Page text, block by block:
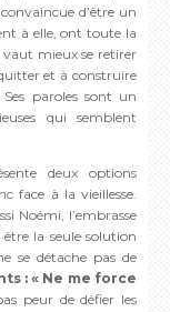
d’être un
à elle, ont toute la
vaut mieux se retirer
et à construire
Ses paroles sont un
qui semblent
deux options
face à la vieillesse.
Noémi, l’embrasse
la seule solution
se détache pas de
: « Ne me force
peur de défier les